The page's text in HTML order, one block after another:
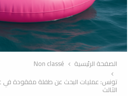
الصفحة الرئيسية
Non classé
تونس: عمليات البحث عن طفلة مفقودة في
الثالث